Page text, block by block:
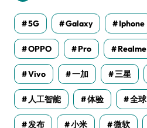
5G Galaxy Iphone
OPPO Pro Realme
Vivo 一加 三星
人工智能 体验 全球
发布 小米 微软